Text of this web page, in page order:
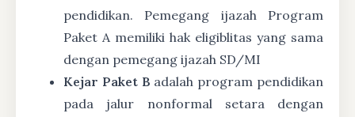
pendidikan. Pemegang ijazah Program
Paket A memiliki hak eligiblitas yang sama
dengan pemegang ijazah SD/MI
Kejar Paket B adalah program pendidikan
pada jalur nonformal setara dengan